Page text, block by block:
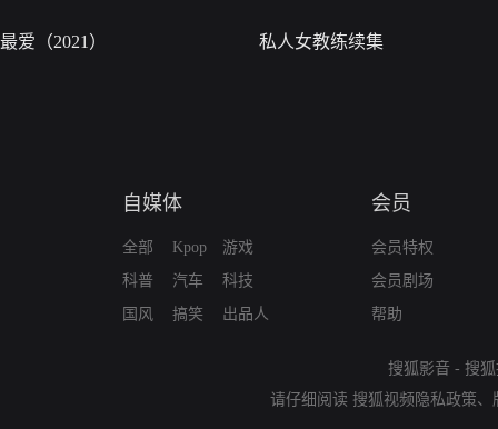
最爱（2021） 私人女教练续集
自媒体
全部
科普
国风
Kpop
汽车
搞笑
游戏
科技
出品人
会员
会员特权
会员剧场
帮助
搜狐影音 - 搜
请仔细阅读 搜狐视频隐私政策、